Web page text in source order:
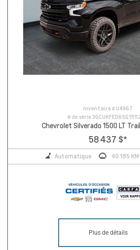
Inventaire # U4967
# de série
Chevrolet Silverado 1500 LT
58 437 $*
Automatique 40 185 KM
Plus de détails